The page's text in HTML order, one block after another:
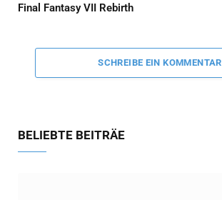
Final Fantasy VII Rebirth
SCHREIBE EIN KOMMENTAR
BELIEBTE BEITRÄE